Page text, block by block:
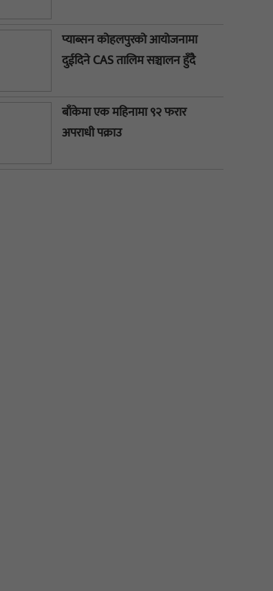
प्याब्सन कोहलपुरको आयोजनामा
दुईदिने CAS तालिम सञ्चालन हुँदै
बाँकेमा एक महिनामा ९२ फरार
अपराधी पक्राउ